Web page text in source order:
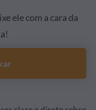
ele com a cara da